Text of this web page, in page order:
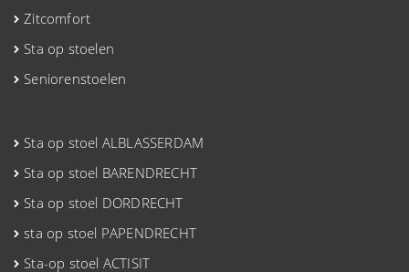
Zitcomfort
Sta op stoelen
Seniorenstoelen
Sta op stoel ALBLASSERDAM
Sta op stoel BARENDRECHT
Sta op stoel DORDRECHT
sta op stoel PAPENDRECHT
Sta-op stoel ACTISIT